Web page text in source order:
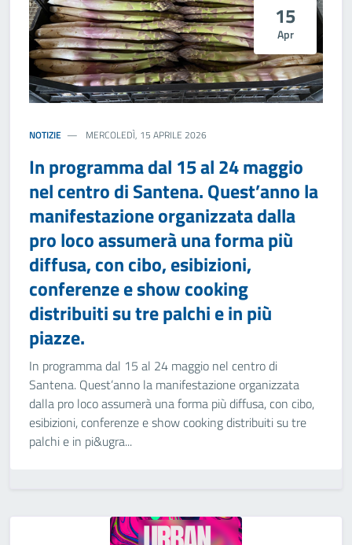
15
Apr
NOTIZIE MERCOLEDÌ, 15 APRILE 2026
In programma dal 15 al 24 maggio
nel centro di Santena. Quest’anno la
manifestazione organizzata dalla
pro loco assumerà una forma più
diffusa, con cibo, esibizioni,
conferenze e show cooking
distribuiti su tre palchi e in più
piazze.
In programma dal 15 al 24 maggio nel centro di
Santena. Quest’anno la manifestazione organizzata
dalla pro loco assumerà una forma più diffusa, con cibo,
esibizioni, conferenze e show cooking distribuiti su tre
palchi e in pi&ugra...